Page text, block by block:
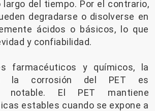
del tiempo. Por el contrario,
degradarse o disolverse en
ácidos o básicos, lo que
y confiabilidad.
farmacéuticos y químicos, la
la corrosión del PET es
notable. El PET mantiene
estables cuando se expone a